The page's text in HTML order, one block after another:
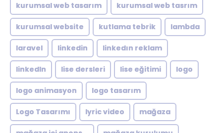
kurumsal web tasarım kurumsal web tasrım
kurumsal website kutlama tebrik lambda
laravel linkedin linkedın reklam
linkedln lise dersleri lise eğitimi logo
logo animasyon logo tasarım
Logo Tasarımı lyric video mağaza